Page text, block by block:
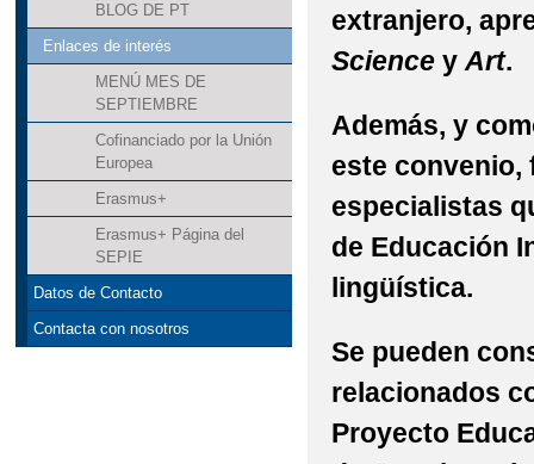
BLOG DE PT
Enlaces de interés
MENÚ MES DE
SEPTIEMBRE
Cofinanciado por la Unión
Europea
Erasmus+
Erasmus+ Página del
SEPIE
Datos de Contacto
Contacta con nosotros
extranjero,
Science y Art.
Además, y
este convenio,
especialistas
de Educación
lingüística.
Se pueden
relacionados
Proyecto